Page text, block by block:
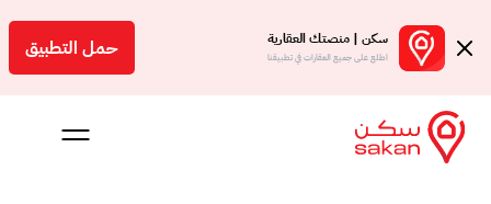
سكن | منصتك العقارية
اطلع على جميع العقارات في تطبيقنا حمل التطبيق